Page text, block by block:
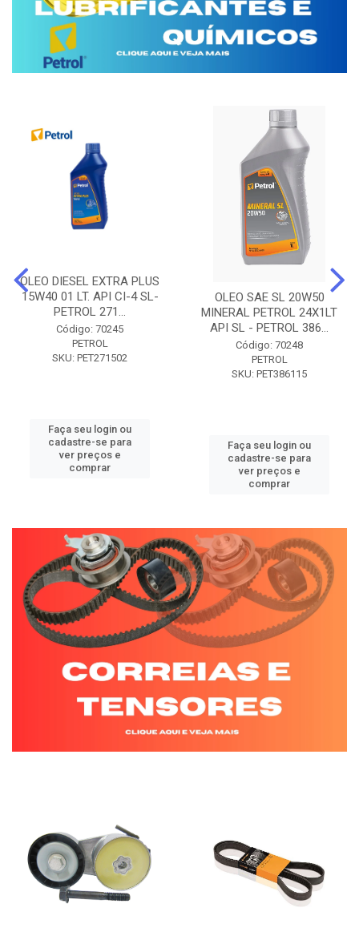
OLEO DIESEL EXTRA PLUS
15W40 01 LT. API CI-4 SL-
PETROL 271...
Código: 70245
PETROL
SKU: PET271502
Faça seu login ou
cadastre-se para
ver preços e
comprar
OLEO SAE SL 20W50
MINERAL PETROL 24X1LT
API SL - PETROL 386...
Código: 70248
PETROL
SKU: PET386115
Faça seu login ou
cadastre-se para
ver preços e
comprar